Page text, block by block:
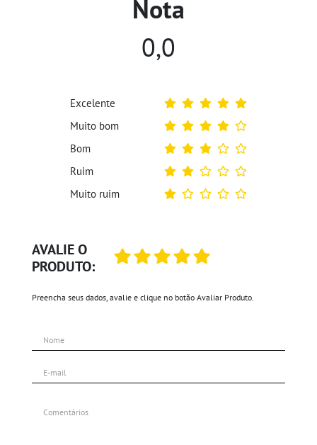
AVALIE O
PRODUTO:
Preencha seus dados, avalie e clique no botão Avaliar Produto.
Nota
0,0
Excelente
Muito bom
Bom
Ruim
Muito ruim